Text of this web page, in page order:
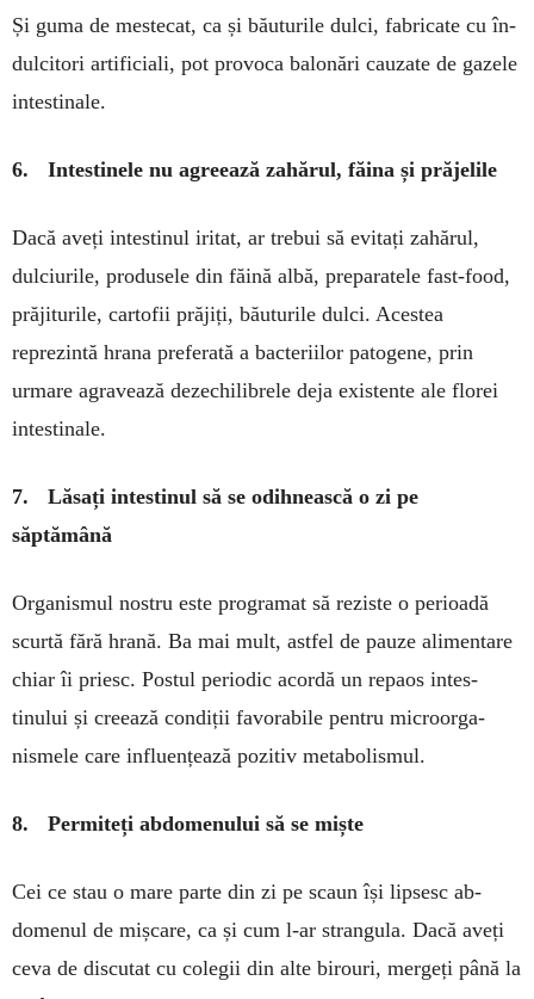
Și gu­ma de mes­­tecat, ca și bău­turile dulci, fabri­ca­te cu în­
dul­ci­tori arti­ficiali, pot provo­ca balo­nări cau­zate de gazele
intes­tinale.
6. Intestinele nu agreează zahărul, făina și prăjelile
Dacă aveți intestinul iritat, ar tre­bui să evitați zahărul,
dulciurile, pro­dusele din făină albă, prepara­tele fast-food,
prăjiturile, cartofii prăjiți, băuturile dulci. Acestea
reprezintă hrana preferată a bacte­riilor pato­gene, prin
urmare agra­vează dezechi­librele deja existente ale florei
intestinale.
7. Lăsați intestinul să se odihnească o zi pe
săptămână
Organismul nostru este pro­gra­mat să reziste o perioadă
scurtă fără hrană. Ba mai mult, astfel de pauze alimentare
chiar îi priesc. Postul periodic a­cordă un repaos intes­
tinului și creează condiții favorabile pen­tru mi­croorga­
nismele care in­fluențează po­­zitiv meta­bo­lismul.
8. Permiteți abdomenului să se miște
Cei ce stau o mare parte din zi pe sca­un își lipsesc ab­
domenul de miș­care, ca și cum l-ar stran­gula. Dacă aveți
ceva de discutat cu co­legii din alte birouri, mergeți până la